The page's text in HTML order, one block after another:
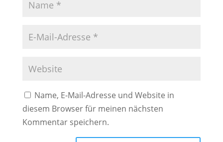
Name, E-Mail-Adresse und Website in
diesem Browser für meinen nächsten
Kommentar speichern.